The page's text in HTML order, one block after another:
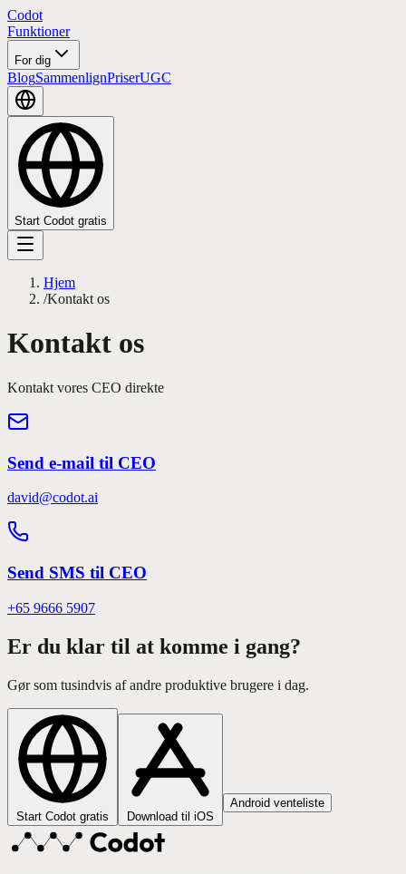
Codot
Funktioner
For dig
BlogSammenlignPriserUGC
Start Codot gratis
Hjem
/Kontakt os
Kontakt os
Kontakt vores CEO direkte
Send e-mail til CEO
david@codot.ai
Send SMS til CEO
+65 9666 5907
Er du klar til at komme i gang?
Gør som tusindvis af andre produktive brugere i dag.
Start Codot gratis Download til iOS
Android venteliste